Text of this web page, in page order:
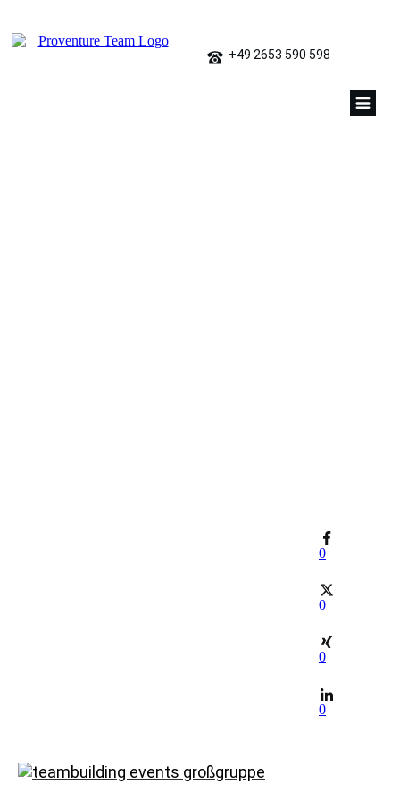
+49 2653 590 598
0
0
0
0